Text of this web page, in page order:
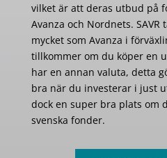
vilket är att deras utbud på
Avanza och Nordnets.
mycket som Avanza i
tillkommer om du köper en
har en annan valuta, detta
bra när du investerar i just
dock en super bra plats om
svenska fonder.